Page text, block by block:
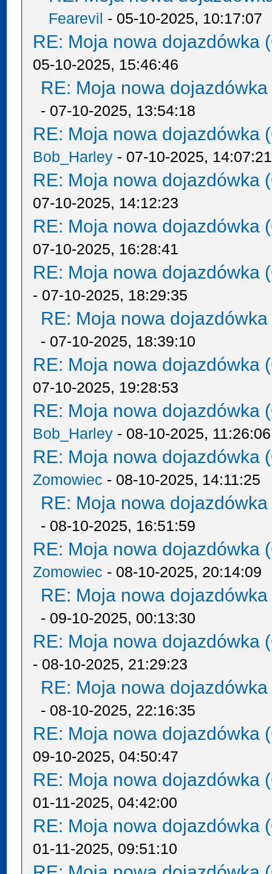
Fearevil - 05-10-2025, 10:17:07
RE: Moja nowa dojazdówka
05-10-2025, 15:46:46
RE: Moja nowa
- 07-10-2025, 13:54:18
RE: Moja nowa dojazdówka
Bob_Harley - 07-10-2025, 14:07:21
RE: Moja nowa dojazdówka
07-10-2025, 14:12:23
RE: Moja nowa dojazdówka
07-10-2025, 16:28:41
RE: Moja nowa dojazdówka
- 07-10-2025, 18:29:35
RE: Moja nowa
- 07-10-2025, 18:39:10
RE: Moja nowa dojazdówka
07-10-2025, 19:28:53
RE: Moja nowa dojazdówka
Bob_Harley - 08-10-2025, 11:26:06
RE: Moja nowa dojazdówka
Zomowiec - 08-10-2025, 14:11:25
RE: Moja nowa
- 08-10-2025, 16:51:59
RE: Moja nowa dojazdówka
Zomowiec - 08-10-2025, 20:14:09
RE: Moja nowa
- 09-10-2025, 00:13:30
RE: Moja nowa dojazdówka
- 08-10-2025, 21:29:23
RE: Moja nowa
- 08-10-2025, 22:16:35
RE: Moja nowa dojazdówka
09-10-2025, 04:50:47
RE: Moja nowa dojazdówka
01-11-2025, 04:42:00
RE: Moja nowa dojazdówka
01-11-2025, 09:51:10